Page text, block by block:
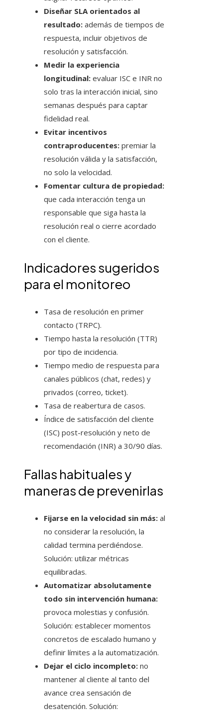
Diseñar SLA orientados al
resultado: además de tiempos de
respuesta, incluir objetivos de
resolución y satisfacción.
Medir la experiencia
longitudinal: evaluar ISC e INR no
solo tras la interacción inicial, sino
semanas después para captar
fidelidad real.
Evitar incentivos
contraproducentes: premiar la
resolución válida y la satisfacción,
no solo la velocidad.
Fomentar cultura de propiedad:
que cada interacción tenga un
responsable que siga hasta la
resolución real o cierre acordado
con el cliente.
Indicadores sugeridos
para el monitoreo
Tasa de resolución en primer
contacto (TRPC).
Tiempo hasta la resolución (TTR)
por tipo de incidencia.
Tiempo medio de respuesta para
canales públicos (chat, redes) y
privados (correo, ticket).
Tasa de reabertura de casos.
Índice de satisfacción del cliente
(ISC) post-resolución y neto de
recomendación (INR) a 30/90 días.
Fallas habituales y
maneras de prevenirlas
Fijarse en la velocidad sin más: al
no considerar la resolución, la
calidad termina perdiéndose.
Solución: utilizar métricas
equilibradas.
Automatizar absolutamente
todo sin intervención humana:
provoca molestias y confusión.
Solución: establecer momentos
concretos de escalado humano y
definir límites a la automatización.
Dejar el ciclo incompleto: no
mantener al cliente al tanto del
avance crea sensación de
desatención. Solución: